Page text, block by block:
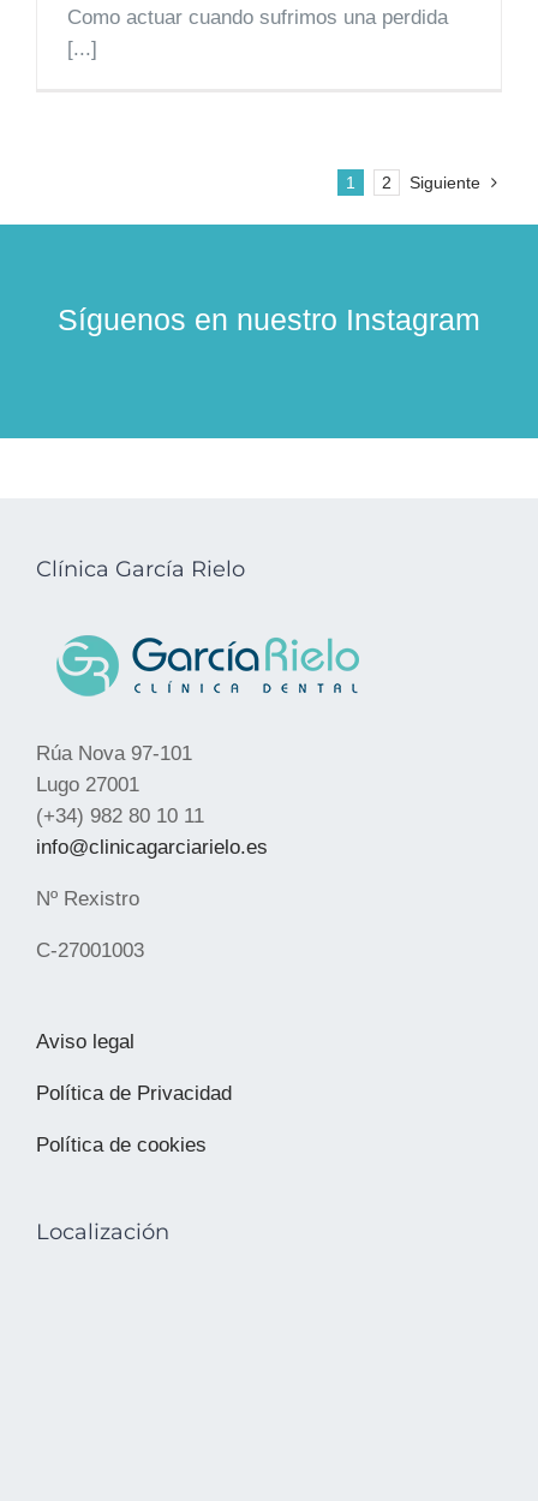
Como actuar cuando sufrimos una perdida
[...]
1 2 Siguiente
Síguenos en nuestro Instagram
Clínica García Rielo
Rúa Nova 97-101
Lugo 27001
(+34) 982 80 10 11
info@clinicagarciarielo.es
Nº Rexistro
C-27001003
Aviso legal
Política de Privacidad
Política de cookies
Localización